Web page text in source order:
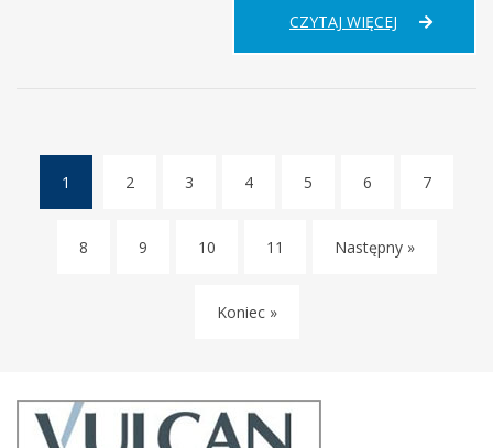
CZYTAJ WIĘCEJ JADŁOSPIS
1
2 3 4 5 6 7
8 9 10 11 Następny »
Koniec »